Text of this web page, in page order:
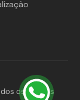
os direitos